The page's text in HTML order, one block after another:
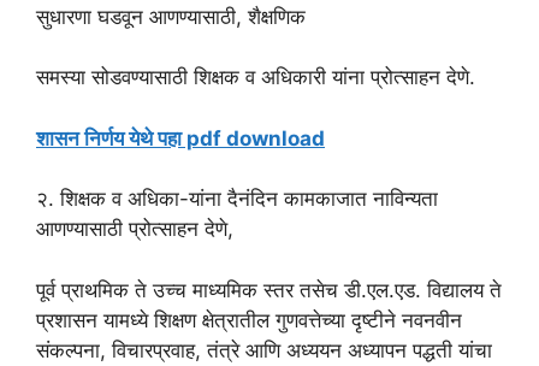
सुधारणा घडवून आणण्यासाठी, शैक्षणिक
समस्या सोडवण्यासाठी शिक्षक व अधिकारी यांना प्रोत्साहन देणे.
शासन निर्णय येथे पहा pdf download
२. शिक्षक व अधिका-यांना दैनंदिन कामकाजात नाविन्यता
आणण्यासाठी प्रोत्साहन देणे,
पूर्व प्राथमिक ते उच्च माध्यमिक स्तर तसेच डी.एल.एड. विद्यालय ते
प्रशासन यामध्ये शिक्षण क्षेत्रातील गुणवत्तेच्या दृष्टीने नवनवीन
संकल्पना, विचारप्रवाह, तंत्रे आणि अध्ययन अध्यापन पद्धती यांचा